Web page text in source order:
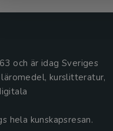
och är idag Sveriges
kurslitteratur,
hela kunskapsresan.